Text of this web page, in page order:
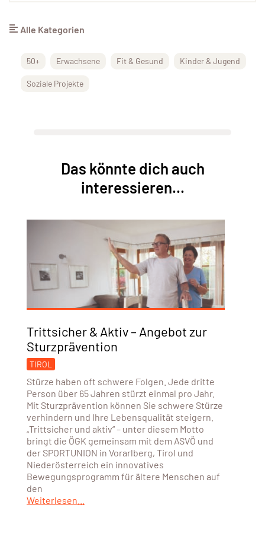
Alle Kategorien
50+ Erwachsene Fit & Gesund Kinder & Jugend
Soziale Projekte
Das könnte dich auch
interessieren...
Trittsicher & Aktiv – Angebot zur
Sturzprävention
TIROL
Stürze haben oft schwere Folgen. Jede dritte
Person über 65 Jahren stürzt einmal pro Jahr.
Mit Sturzprävention können Sie schwere Stürze
verhindern und Ihre Lebensqualität steigern.
„Trittsicher und aktiv“ – unter diesem Motto
bringt die ÖGK gemeinsam mit dem ASVÖ und
der SPORTUNION in Vorarlberg, Tirol und
Niederösterreich ein innovatives
Bewegungsprogramm für ältere Menschen auf
den
Weiterlesen...